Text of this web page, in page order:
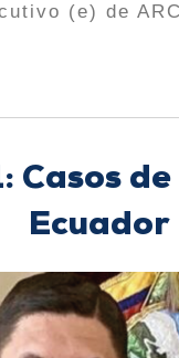
(e) de
Casos
Ecuador